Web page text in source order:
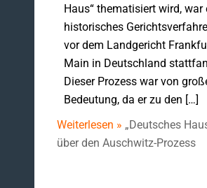
Haus“ thematisiert wird, war
historisches
vor dem Landgericht
Main in Deutschland
Dieser Prozess war von
Bedeutung, da er zu den […]
Weiterlesen » „Deutsches
über den Auschwitz-Prozess